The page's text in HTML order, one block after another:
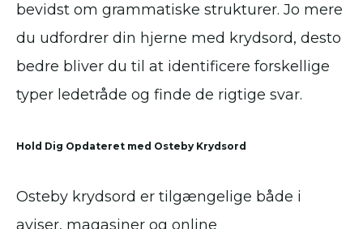
bevidst om grammatiske strukturer. Jo mere
du udfordrer din hjerne med krydsord, desto
bedre bliver du til at identificere forskellige
typer ledetråde og finde de rigtige svar.
Hold Dig Opdateret med Osteby Krydsord
Osteby krydsord er tilgængelige både i
aviser, magasiner og online